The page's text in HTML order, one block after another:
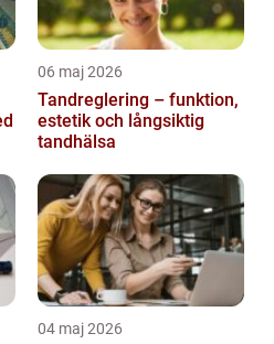
06 maj 2026
Tandreglering – funktion,
estetik och långsiktig
tandhälsa
04 maj 2026